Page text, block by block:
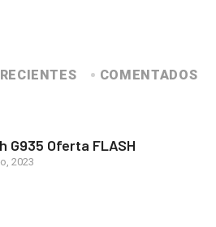
RECIENTES COMENTADOS
G935 Oferta FLASH
2023